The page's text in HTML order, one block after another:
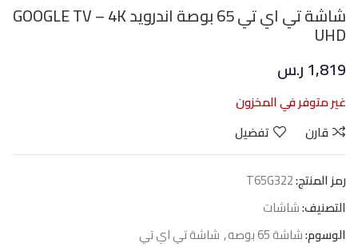
شاشة تي اي تي 65 بوصة اندرويد GOOGLE TV – 4K
UHD
1,819ر.س
غير متوفر في المخزون
قارن
تفضيل
رمز المنتج:T65G322
التصنيف:شاشات
الوسوم:شاشة 65 بوصه , شاشة تي اي تي